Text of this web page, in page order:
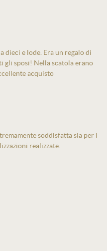
dieci e lode. Era un regalo di
gli sposi! Nella scatola erano
acquisto
soddisfatta sia per i
realizzate.